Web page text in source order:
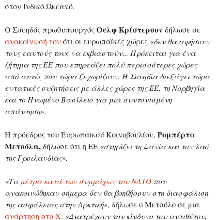
στον Ινδικό Ωκεανό.
Ο Σουηδός πρωθυπουργός Ουλφ Κρίστερσονδήλωσε σε
ανακοίνωσή τουότι οι ευρωπαϊκές χώρες «δεν θα αφήσουν
τους εαυτούς τους να εκβιαστούν... Πρόκειται για ένα
ζήτημα της ΕΕ που επηρεάζει πολύ περισσότερες χώρες
από αυτές που τώρα ξεχωρίζουν. Η Σουηδία διεξάγει τώρα
εντατικές συζητήσεις με άλλες χώρες της ΕΕ, τη Νορβηγία
και το Ηνωμένο Βασίλειο για μια συντονισμένη
απάντηση».
Η πρόεδρος του Ευρωπαϊκού Κοινοβουλίου, Ρομπέρτα
Μετσόλα,δήλωσε ότι η ΕΕ «στηρίζει τη Δανία και τον λαό
της Γροιλανδίας».
«Ταμέτρα κατά των συμμάχων του ΝΑΤΟ που
ανακοινώθηκαν σήμερα δεν θα βοηθήσουν στη διασφάλιση
της ασφάλειας στην Αρκτική», δήλωσε ο Μετσόλο σε μια
ανάρτηση στο X. «Διατρέχουν τον κίνδυνο του αντιθέτου,